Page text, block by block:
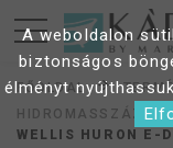
FŐOLDAL
HIDROMASSZÁZS
WELLIS HURON E-
A weboldalon
biztonságos
élményt